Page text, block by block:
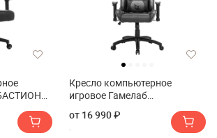
Кресло компьютерное
игровое Гамелаб
компьютерное игровое
GAMELAB WARLOCK)
от 16 990 ₽